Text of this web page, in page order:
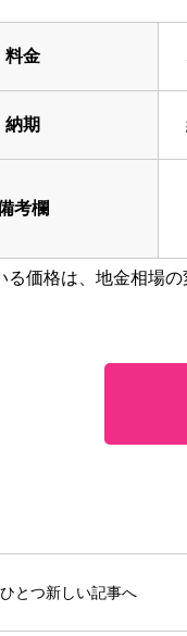
料金
納期
考欄
価格は、地金相場
ひとつ新しい記事へ